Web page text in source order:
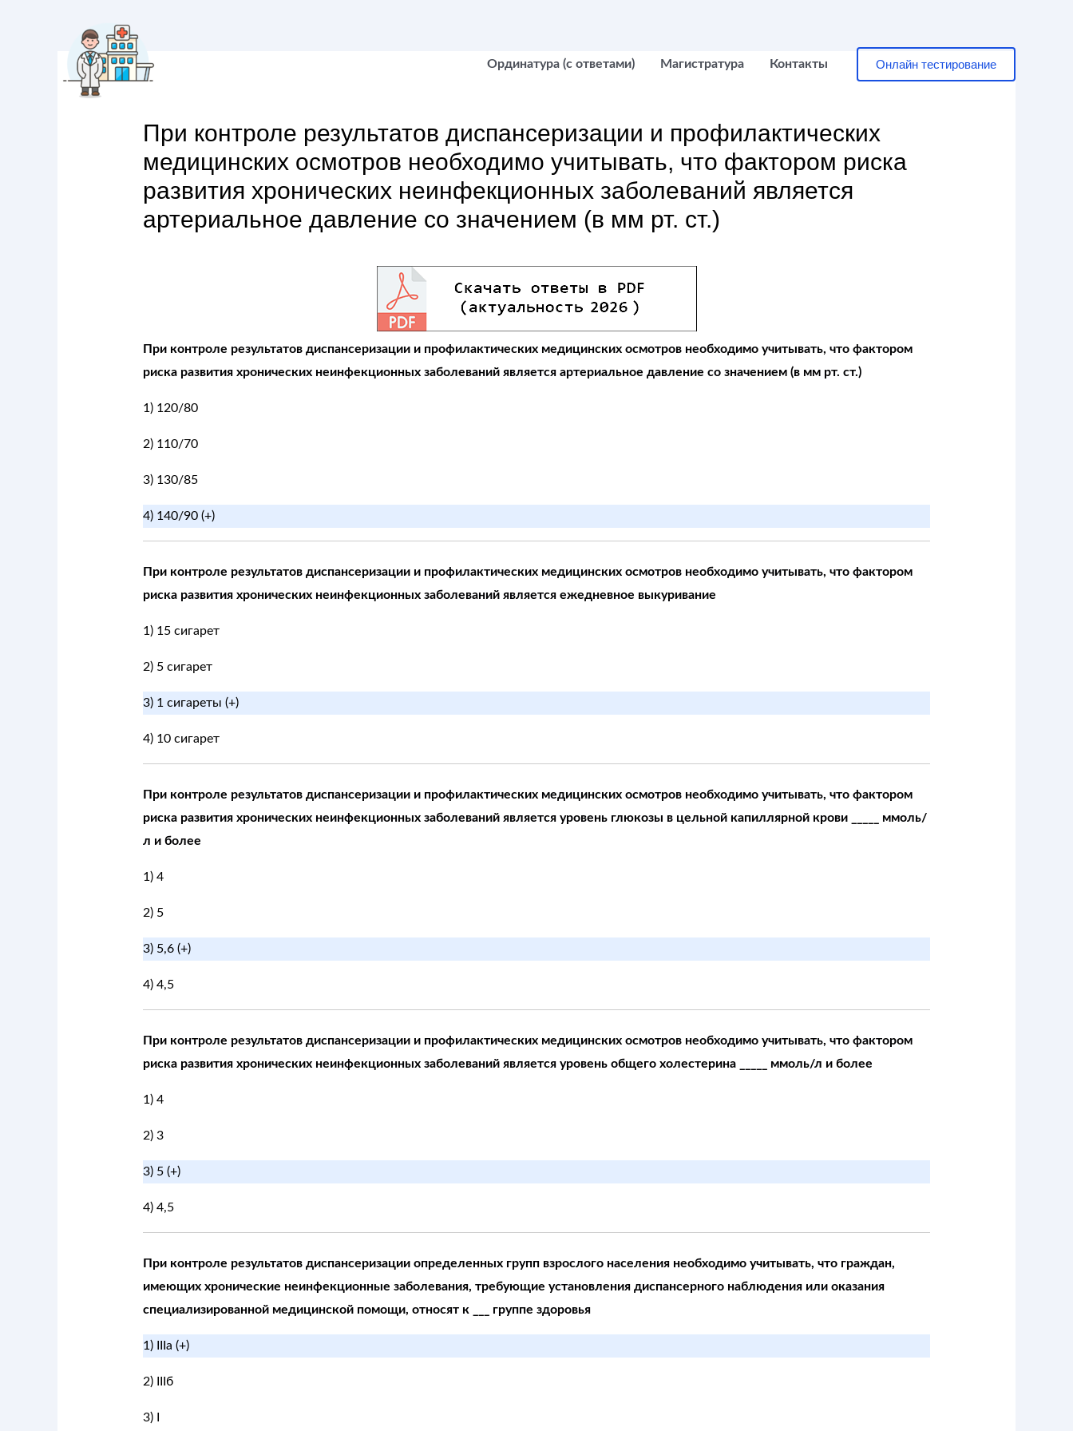
Ординатура (с ответами) Магистратура Контакты Онлайн тестирование
При контроле результатов диспансеризации и профилактических
медицинских осмотров необходимо учитывать, что фактором риска
развития хронических неинфекционных заболеваний является
артериальное давление со значением (в мм рт. ст.)
При контроле результатов диспансеризации и профилактических медицинских осмотров необходимо учитывать, что фактором
риска развития хронических неинфекционных заболеваний является артериальное давление со значением (в мм рт. ст.)
1) 120/80
2) 110/70
3) 130/85
4) 140/90 (+)
При контроле результатов диспансеризации и профилактических медицинских осмотров необходимо учитывать, что фактором
риска развития хронических неинфекционных заболеваний является ежедневное выкуривание
1) 15 сигарет
2) 5 сигарет
3) 1 сигареты (+)
4) 10 сигарет
При контроле результатов диспансеризации и профилактических медицинских осмотров необходимо учитывать, что фактором
риска развития хронических неинфекционных заболеваний является уровень глюкозы в цельной капиллярной крови _____ ммоль/
л и более
1) 4
2) 5
3) 5,6 (+)
4) 4,5
При контроле результатов диспансеризации и профилактических медицинских осмотров необходимо учитывать, что фактором
риска развития хронических неинфекционных заболеваний является уровень общего холестерина _____ ммоль/л и более
1) 4
2) 3
3) 5 (+)
4) 4,5
При контроле результатов диспансеризации определенных групп взрослого населения необходимо учитывать, что граждан,
имеющих хронические неинфекционные заболевания, требующие установления диспансерного наблюдения или оказания
специализированной медицинской помощи, относят к ___ группе здоровья
1) IIIа (+)
2) IIIб
3) I